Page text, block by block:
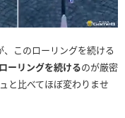
このローリングを続ける
ーリングを続けるのが厳密
と比べてほぼ変わりませ